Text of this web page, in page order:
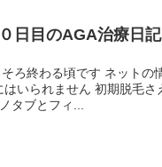
日目のAGA治療日記
れば後は増毛のターンがきっと
ます ところがですね ミノタブとフィ...